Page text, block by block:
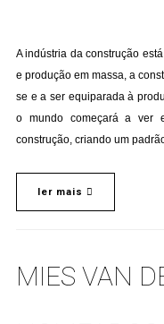
A indústria da construção
e produção em massa, a
se e a ser equiparada à
o mundo começará a ver
construção, criando um
ler mais
MIES VAN